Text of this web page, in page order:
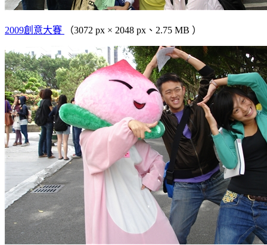
2009創意大賽 （3072 px × 2048 px、2.75 MB ）